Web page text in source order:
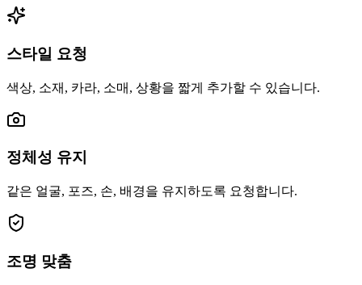
스타일 요청
색상, 소재, 카라, 소매, 상황을 짧게 추가할 수 있습니다.
정체성 유지
같은 얼굴, 포즈, 손, 배경을 유지하도록 요청합니다.
조명 맞춤